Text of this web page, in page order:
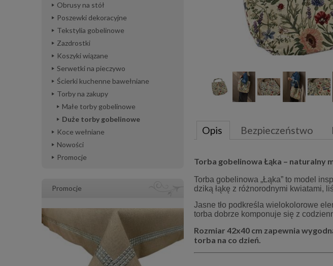
Obrusy na stół
Poszewki dekoracyjne
Tekstylia gobelinowe
Zazdrostki
Koszyki wiązane
Serwetki na pieczywo
Ścierki kuchenne bawełniane
Torby na zakupy
Małe torby gobelinowe
Duże torby gobelinowe
Koce wełniane
Nowości
Promocje
Promocje
Opis Bezpieczeństwo
Torba gobelinowa Łąka – naturalny
Torba gobelinowa „Łąka” to model
dziką łąkę z różnorodnymi kwiatami,
Jasne tło podkreśla wielokolorowe
torba dobrze komponuje się z
Rozmiar 42x40 cm zapewnia
torba na co dzień.